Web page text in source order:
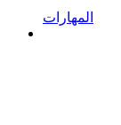
المهارات